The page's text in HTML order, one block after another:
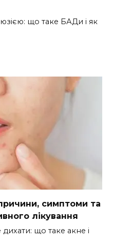
що таке БАДи і як
симптоми та
лікування
що таке акне і